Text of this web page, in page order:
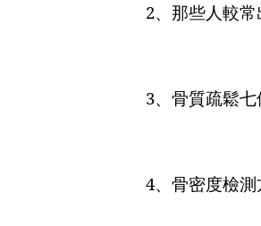
2、那些人較
3、骨質疏鬆
4、骨密度檢測